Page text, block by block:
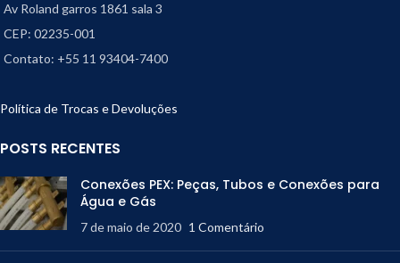
Av Roland garros 1861 sala 3
CEP: 02235-001
Contato: +55 11 93404-7400
Política de Trocas e Devoluções
POSTS RECENTES
Conexões PEX: Peças, Tubos e Conexões para
Água e Gás
7 de maio de 2020 1 Comentário